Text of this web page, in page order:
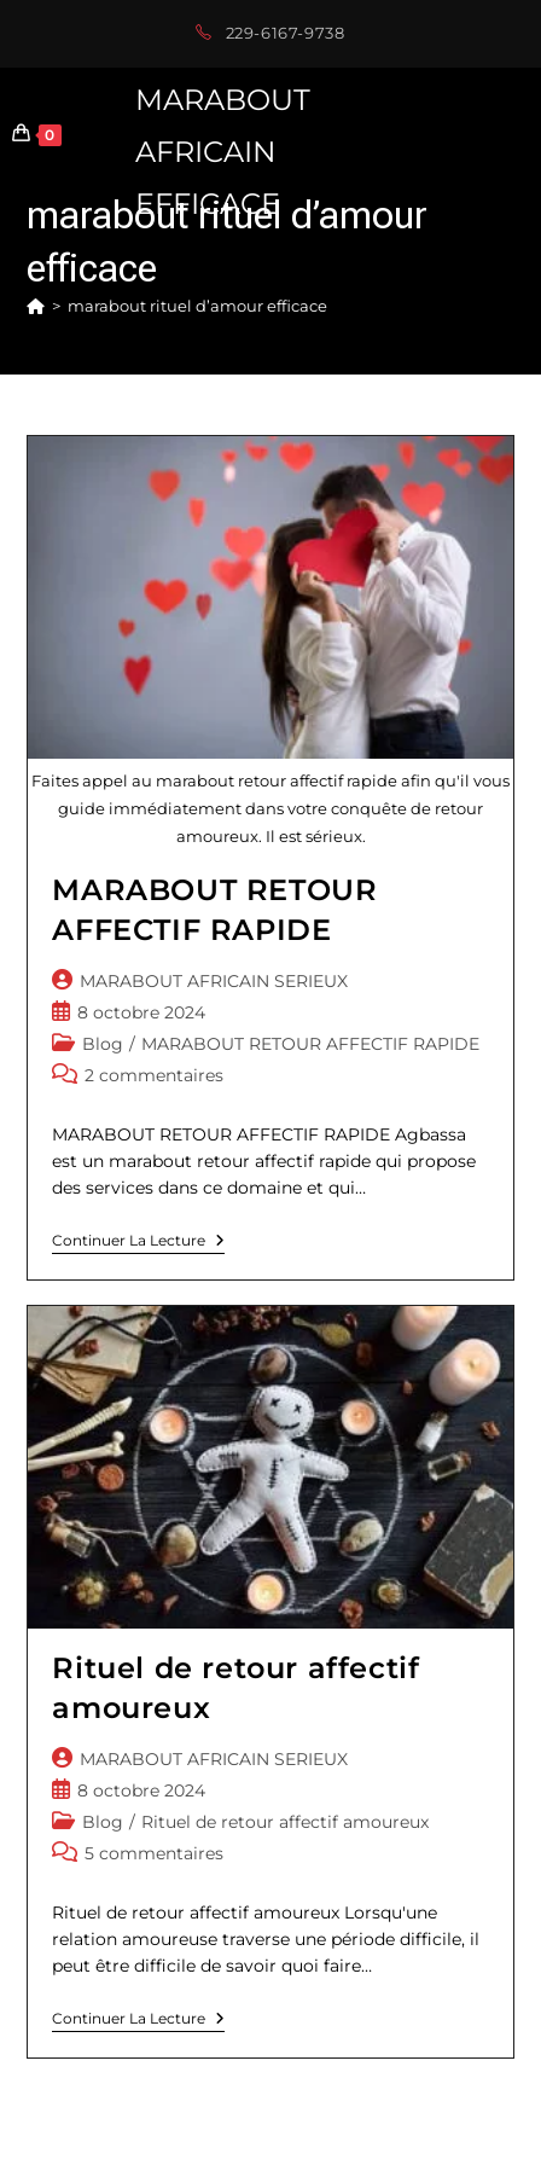
229-6167-9738
0
MARABOUT
AFRICAIN
EFFICACE
marabout rituel d’amour
efficace
> marabout rituel d’amour efficace
Faites appel au marabout retour affectif rapide afin qu'il vous
guide immédiatement dans votre conquête de retour
amoureux. Il est sérieux.
MARABOUT RETOUR
AFFECTIF RAPIDE
Auteur/autrice
de
la
publication :
MARABOUT AFRICAIN SERIEUX
Publication
publiée :
8 octobre 2024
Post
category:
Blog / MARABOUT RETOUR AFFECTIF RAPIDE
Commentaires
la
publication :
2 commentaires
MARABOUT RETOUR AFFECTIF RAPIDE Agbassa
est un marabout retour affectif rapide qui propose
des services dans ce domaine et qui…
Continuer La LectureMARABOUT
RETOUR
AFFECTIF
Rituel de retour affectif
amoureux
Auteur/autrice
de
la
publication :
MARABOUT AFRICAIN SERIEUX
Publication
publiée :
8 octobre 2024
Post
category:
Blog / Rituel de retour affectif amoureux
Commentaires
la
publication :
5 commentaires
Rituel de retour affectif amoureux Lorsqu'une
relation amoureuse traverse une période difficile, il
peut être difficile de savoir quoi faire…
Continuer La LectureRituel
De
Retour